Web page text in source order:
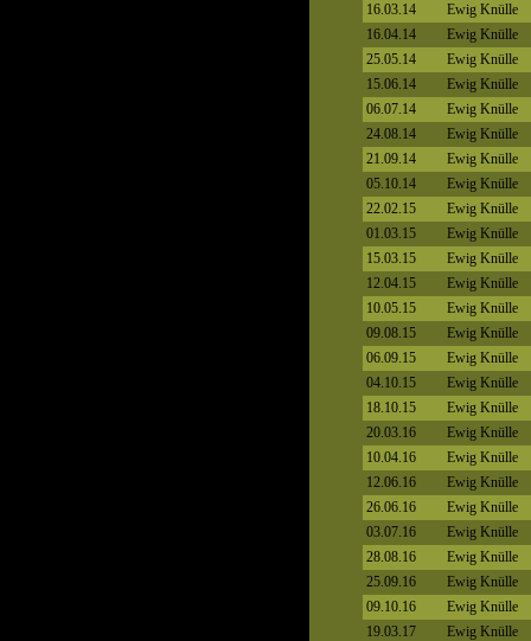
16.03.14
Ewig Knülle
16.04.14
Ewig Knülle
25.05.14
Ewig Knülle
15.06.14
Ewig Knülle
06.07.14
Ewig Knülle
24.08.14
Ewig Knülle
21.09.14
Ewig Knülle
05.10.14
Ewig Knülle
22.02.15
Ewig Knülle
01.03.15
Ewig Knülle
15.03.15
Ewig Knülle
12.04.15
Ewig Knülle
10.05.15
Ewig Knülle
09.08.15
Ewig Knülle
06.09.15
Ewig Knülle
04.10.15
Ewig Knülle
18.10.15
Ewig Knülle
20.03.16
Ewig Knülle
10.04.16
Ewig Knülle
12.06.16
Ewig Knülle
26.06.16
Ewig Knülle
03.07.16
Ewig Knülle
28.08.16
Ewig Knülle
25.09.16
Ewig Knülle
09.10.16
Ewig Knülle
19.03.17
Ewig Knülle